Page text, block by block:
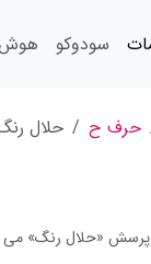
سودوکو هوش
حرف ح حلال
«حلال رنگ» می